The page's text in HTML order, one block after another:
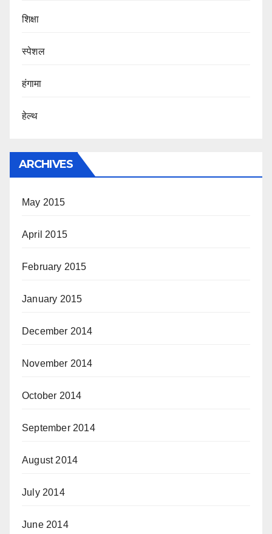
शिक्षा
स्पेशल
हंगामा
हेल्थ
ARCHIVES
May 2015
April 2015
February 2015
January 2015
December 2014
November 2014
October 2014
September 2014
August 2014
July 2014
June 2014